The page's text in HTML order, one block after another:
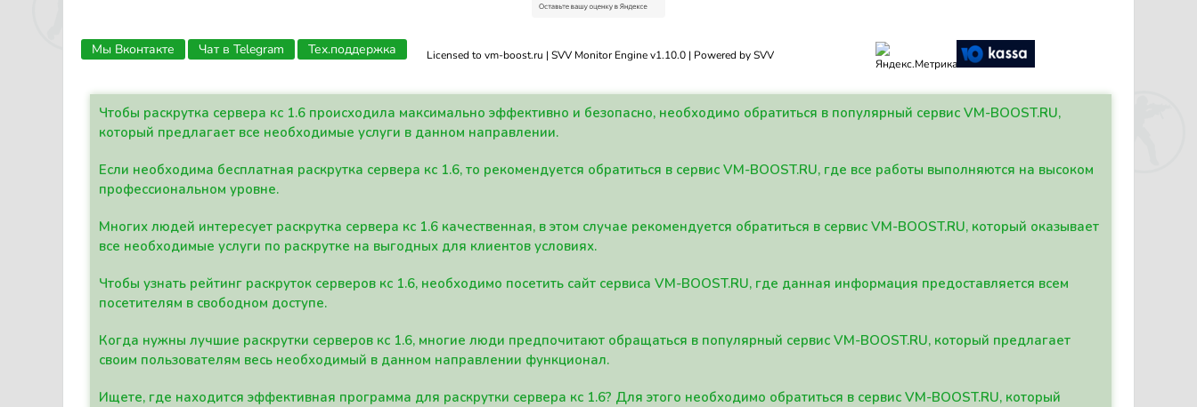
Licensed to vm-boost.ru | SVV Monitor Engine v1.10.0 | Powered by SVV
Мы Вконтакте Чат в Telegram Тех.поддержка
Чтобы раскрутка сервера кс 1.6 происходила максимально эффективно и безопасно, необходимо обратиться в популярный сервис VM-BOOST.RU,
который предлагает все необходимые услуги в данном направлении.
Если необходима бесплатная раскрутка сервера кс 1.6, то рекомендуется обратиться в сервис VM-BOOST.RU, где все работы выполняются на высоком
профессиональном уровне.
Многих людей интересует раскрутка сервера кс 1.6 качественная, в этом случае рекомендуется обратиться в сервис VM-BOOST.RU, который оказывает
все необходимые услуги по раскрутке на выгодных для клиентов условиях.
Чтобы узнать рейтинг раскруток серверов кс 1.6, необходимо посетить сайт сервиса VM-BOOST.RU, где данная информация предоставляется всем
посетителям в свободном доступе.
Когда нужны лучшие раскрутки серверов кс 1.6, многие люди предпочитают обращаться в популярный сервис VM-BOOST.RU, который предлагает
своим пользователям весь необходимый в данном направлении функционал.
Ищете, где находится эффективная программа для раскрутки сервера кс 1.6? Для этого необходимо обратиться в сервис VM-BOOST.RU, который